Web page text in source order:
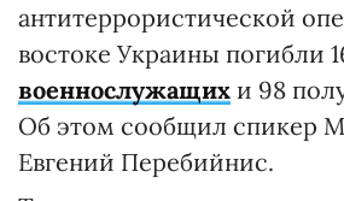
антитеррористической
востоке Украины погибли
военнослужащих и 98
Об этом сообщил спикер
Евгений Перебийнис.